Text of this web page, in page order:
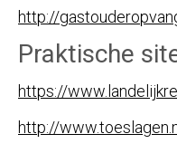
http://
Praktische
https://
http://